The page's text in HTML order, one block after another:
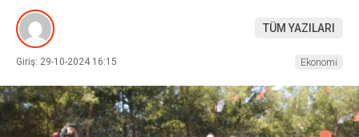
TÜM YAZILARI
Giriş: 29-10-2024 16:15 Ekonomi